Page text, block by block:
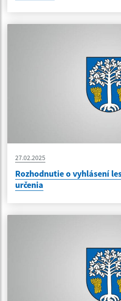
27.02.2025
Rozhodnutie o vyhlásení
určenia